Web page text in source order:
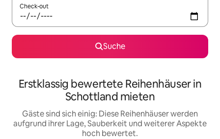
Check-out
Suche
Erstklassig bewertete Reihenhäuser in
Schottland mieten
Gäste sind sich einig: Diese Reihenhäuser werden
aufgrund ihrer Lage, Sauberkeit und weiterer Aspekte
hoch bewertet.